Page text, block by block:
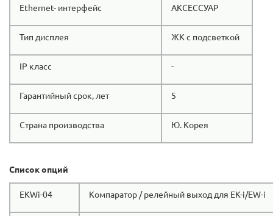
Ethernet- интерфейс АКСЕССУАР
Тип дисплея ЖК с подсветкой
IP класс -
Гарантийный срок, лет 5
Страна производства Ю. Корея
Список опций
EKWi-04 Компаратор / релейный выход для EK-i/EW-i